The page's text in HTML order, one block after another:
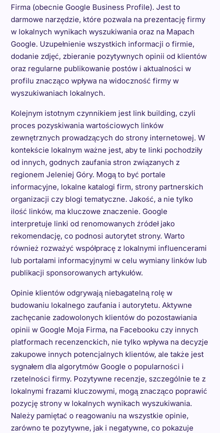
Firma (obecnie Google Business Profile). Jest to
darmowe narzędzie, które pozwala na prezentację firmy
w lokalnych wynikach wyszukiwania oraz na Mapach
Google. Uzupełnienie wszystkich informacji o firmie,
dodanie zdjęć, zbieranie pozytywnych opinii od klientów
oraz regularne publikowanie postów i aktualności w
profilu znacząco wpływa na widoczność firmy w
wyszukiwaniach lokalnych.
Kolejnym istotnym czynnikiem jest link building, czyli
proces pozyskiwania wartościowych linków
zewnętrznych prowadzących do strony internetowej. W
kontekście lokalnym ważne jest, aby te linki pochodziły
od innych, godnych zaufania stron związanych z
regionem Jeleniej Góry. Mogą to być portale
informacyjne, lokalne katalogi firm, strony partnerskich
organizacji czy blogi tematyczne. Jakość, a nie tylko
ilość linków, ma kluczowe znaczenie. Google
interpretuje linki od renomowanych źródeł jako
rekomendację, co podnosi autorytet strony. Warto
również rozważyć współpracę z lokalnymi influencerami
lub portalami informacyjnymi w celu wymiany linków lub
publikacji sponsorowanych artykułów.
Opinie klientów odgrywają niebagatelną rolę w
budowaniu lokalnego zaufania i autorytetu. Aktywne
zachęcanie zadowolonych klientów do pozostawiania
opinii w Google Moja Firma, na Facebooku czy innych
platformach recenzenckich, nie tylko wpływa na decyzje
zakupowe innych potencjalnych klientów, ale także jest
sygnałem dla algorytmów Google o popularności i
rzetelności firmy. Pozytywne recenzje, szczególnie te z
lokalnymi frazami kluczowymi, mogą znacząco poprawić
pozycję strony w lokalnych wynikach wyszukiwania.
Należy pamiętać o reagowaniu na wszystkie opinie,
zarówno te pozytywne, jak i negatywne, co pokazuje